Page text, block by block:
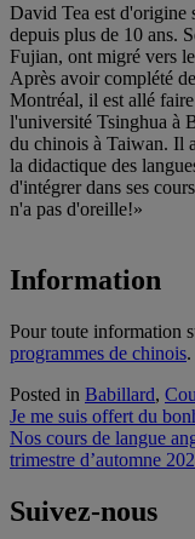
David Tea est d'origine
depuis plus de 10 ans.
Fujian, ont migré vers
Après avoir complété
Montréal, il est allé
l'université Tsinghua à
du chinois à Taiwan. Il
la didactique des
d'intégrer dans ses
n'a pas d'oreille!»
Information
Pour toute information
programmes de chinois.
Posted in Babillard,
Navigation
de
Je me suis offert du
Nos cours de langue
trimestre d’automne
Suivez-nous